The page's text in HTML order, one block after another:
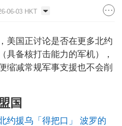
06-03 HKT
美国正讨论是否在更多北约
具备核打击能力的军机），
缩减常规军事支援也不会削
国
约援乌「得把口」 波罗的